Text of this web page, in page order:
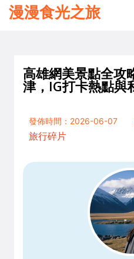
漫漫食光之旅
高雄網美景點全攻
津，IG打卡熱點與
發佈時間：2026-06-07
旅行碎片